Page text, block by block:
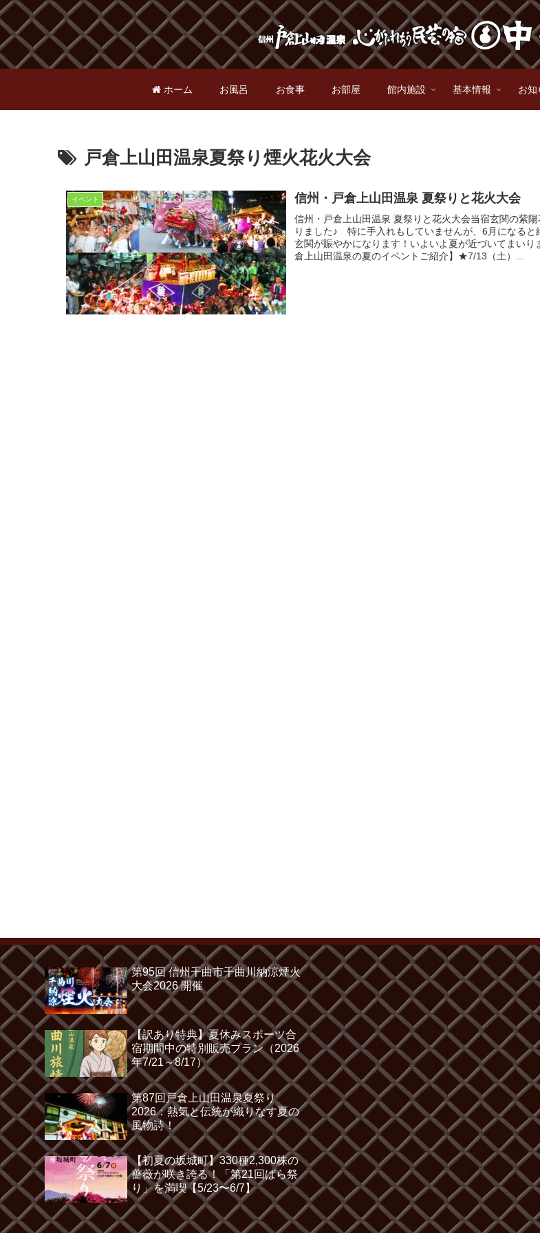
ホーム お風呂 お食事 お部屋 館内施設 基本情報 お知
戸倉上山田温泉夏祭り煙火花火大会
イベント 信州・戸倉上山田温泉 夏祭りと花火大会
信州・戸倉上山田温泉 夏祭りと花火大会当宿玄関の紫
りました♪ 特に手入れもしていませんが、6月になると
玄関が賑やかになります！いよいよ夏が近づいてまいり
倉上山田温泉の夏のイベントご紹介】★7/13（土）...
第95回 信州千曲市千曲川納涼煙火
大会2026 開催
【訳あり特典】夏休みスポーツ合
宿期間中の特別販売プラン（2026
年7/21～8/17）
第87回戸倉上山田温泉夏祭り
2026：熱気と伝統が織りなす夏の
風物詩！
【初夏の坂城町】330種2,300株の
薔薇が咲き誇る！「第21回ばら祭
り」を満喫【5/23〜6/7】